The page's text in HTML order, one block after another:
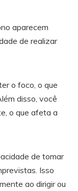
aparecem
de realizar
o foco, o que
disso, você
o que afeta a
de tomar
Isso
ao dirigir ou